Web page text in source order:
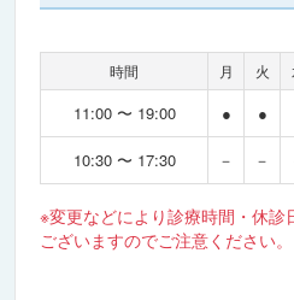
時間 月 火
11:00 〜 19:00 ● ●
10:30 〜 17:30 － －
※変更などにより診療時間・休
ございますのでご注意ください。